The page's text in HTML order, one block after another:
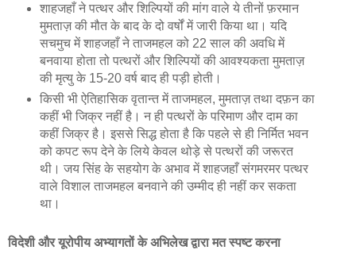
शाहजहाँ ने पत्थर और शिल्पियों की मांग वाले ये तीनों फ़रमान
मुमताज़ की मौत के बाद के दो वर्षों में जारी किया था। यदि
सचमुच में शाहजहाँ ने ताजमहल को 22 साल की अवधि में
बनवाया होता तो पत्थरों और शिल्पियों की आवश्यकता मुमताज़
की मृत्यु के 15-20 वर्ष बाद ही पड़ी होती।
किसी भी ऐतिहासिक वृतान्त में ताजमहल, मुमताज़ तथा दफ़न का
कहीं भी जिक्र नहीं है। न ही पत्थरों के परिमाण और दाम का
कहीं जिक्र है। इससे सिद्ध होता है कि पहले से ही निर्मित भवन
को कपट रूप देने के लिये केवल थोड़े से पत्थरों की जरूरत
थी। जय सिंह के सहयोग के अभाव में शाहजहाँ संगमरमर पत्थर
वाले विशाल ताजमहल बनवाने की उम्मीद ही नहीं कर सकता
था।
विदेशी और यूरोपीय अभ्यागतों के अभिलेख द्वारा मत स्‍पष्‍ट करना